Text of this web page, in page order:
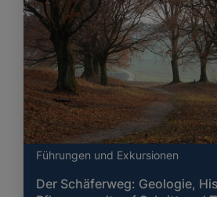
Führungen und Exkursionen
Der Schäferweg: Geologie,